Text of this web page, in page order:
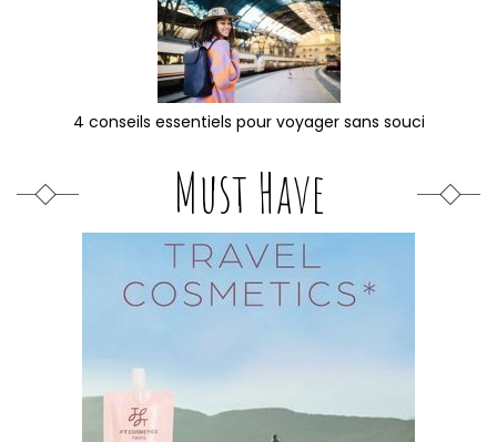
4 conseils essentiels pour voyager sans souci
Must Have